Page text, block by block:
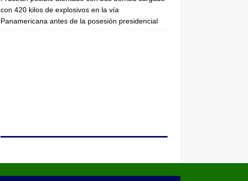
con 420 kilos de explosivos en la vía
Panamericana antes de la posesión presidencial